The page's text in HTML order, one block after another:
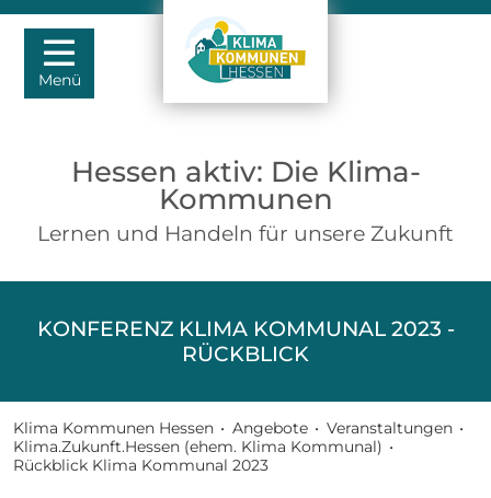
Menü
Hessen aktiv: Die Klima-
Kommunen
Lernen und Handeln für unsere Zukunft
KONFERENZ KLIMA KOMMUNAL 2023 -
RÜCKBLICK
Klima Kommunen Hessen • Angebote • Veranstaltungen •
Klima.Zukunft.Hessen (ehem. Klima Kommunal) •
Rückblick Klima Kommunal 2023